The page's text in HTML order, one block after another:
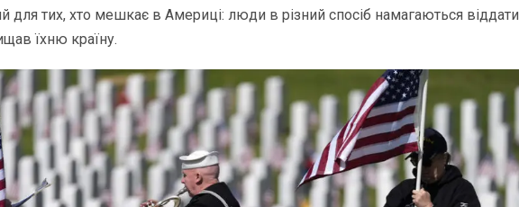
тих, хто мешкає в Америці: люди в різний спосіб намагаються віддати
їхню країну.